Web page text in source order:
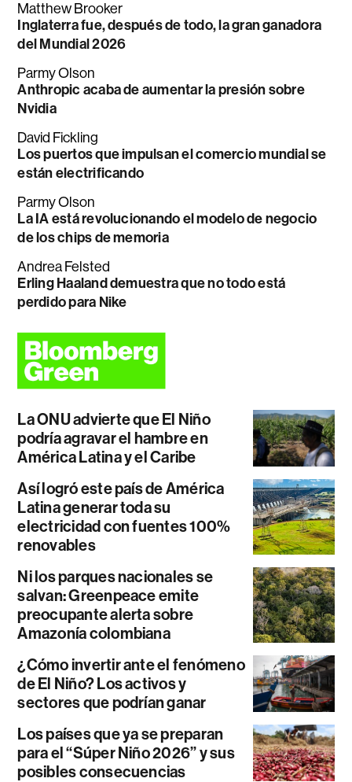
Matthew Brooker
Inglaterra fue, después de todo, la gran ganadora
del Mundial 2026
Parmy Olson
Anthropic acaba de aumentar la presión sobre
Nvidia
David Fickling
Los puertos que impulsan el comercio mundial se
están electrificando
Parmy Olson
La IA está revolucionando el modelo de negocio
de los chips de memoria
Andrea Felsted
Erling Haaland demuestra que no todo está
perdido para Nike
La ONU advierte que El Niño
podría agravar el hambre en
América Latina y el Caribe
Así logró este país de América
Latina generar toda su
electricidad con fuentes 100%
renovables
Ni los parques nacionales se
salvan: Greenpeace emite
preocupante alerta sobre
Amazonía colombiana
¿Cómo invertir ante el fenómeno
de El Niño? Los activos y
sectores que podrían ganar
Los países que ya se preparan
para el “Súper Niño 2026” y sus
posibles consecuencias